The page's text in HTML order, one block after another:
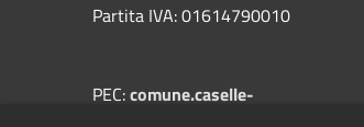
Partita IVA: 01614790010
PEC:comune.caselle-